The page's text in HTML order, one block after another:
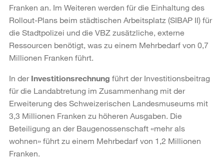
Franken an. Im Weiteren werden für die Einhaltung des
Rollout-Plans beim städtischen Arbeitsplatz (SIBAP II) für
die Stadtpolizei und die VBZ zusätzliche, externe
Ressourcen benötigt, was zu einem Mehrbedarf von 0,7
Millionen Franken führt.
In der Investitionsrechnung führt der Investitionsbeitrag
für die Landabtretung im Zusammenhang mit der
Erweiterung des Schweizerischen Landesmuseums mit
3,3 Millionen Franken zu höheren Ausgaben. Die
Beteiligung an der Baugenossenschaft «mehr als
wohnen» führt zu einem Mehrbedarf von 1,2 Millionen
Franken.